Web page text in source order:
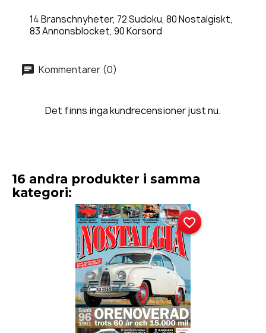
14 Branschnyheter, 72 Sudoku, 80 Nostalgiskt,
83 Annonsblocket, 90 Korsord
Kommentarer (0)
Det finns inga kundrecensioner just nu.
16 andra produkter i samma
kategori:
favorite_border